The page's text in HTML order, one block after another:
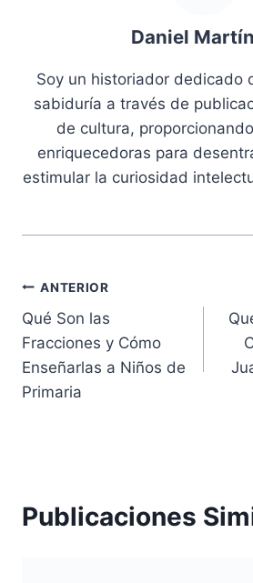
Daniel
Soy un historiador dedicado
sabiduría a través de
de cultura,
enriquecedoras para
estimular la curiosidad
Navegación
de
entradas
ANTERIOR
Qué Son las
Fracciones y Cómo
Enseñarlas a Niños de
Primaria
Publicaciones